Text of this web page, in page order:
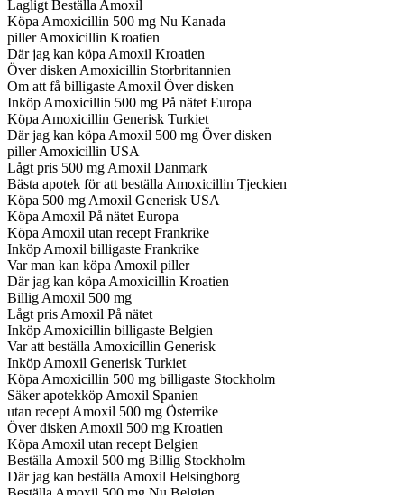
Lagligt Beställa Amoxil
Köpa Amoxicillin 500 mg Nu Kanada
piller Amoxicillin Kroatien
Där jag kan köpa Amoxil Kroatien
Över disken Amoxicillin Storbritannien
Om att få billigaste Amoxil Över disken
Inköp Amoxicillin 500 mg På nätet Europa
Köpa Amoxicillin Generisk Turkiet
Där jag kan köpa Amoxil 500 mg Över disken
piller Amoxicillin USA
Lågt pris 500 mg Amoxil Danmark
Bästa apotek för att beställa Amoxicillin Tjeckien
Köpa 500 mg Amoxil Generisk USA
Köpa Amoxil På nätet Europa
Köpa Amoxil utan recept Frankrike
Inköp Amoxil billigaste Frankrike
Var man kan köpa Amoxil piller
Där jag kan köpa Amoxicillin Kroatien
Billig Amoxil 500 mg
Lågt pris Amoxil På nätet
Inköp Amoxicillin billigaste Belgien
Var att beställa Amoxicillin Generisk
Inköp Amoxil Generisk Turkiet
Köpa Amoxicillin 500 mg billigaste Stockholm
Säker apotekköp Amoxil Spanien
utan recept Amoxil 500 mg Österrike
Över disken Amoxil 500 mg Kroatien
Köpa Amoxil utan recept Belgien
Beställa Amoxil 500 mg Billig Stockholm
Där jag kan beställa Amoxil Helsingborg